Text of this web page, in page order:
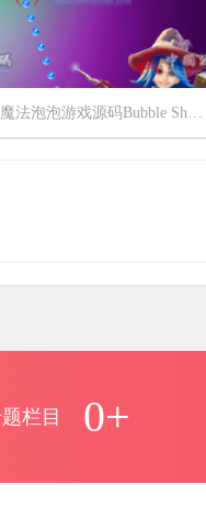
泡泡游戏源码Bubble Shooter Blast Mania
栏目 0+